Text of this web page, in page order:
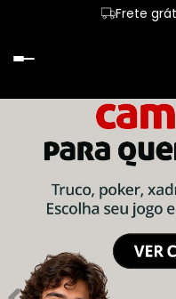
Frete